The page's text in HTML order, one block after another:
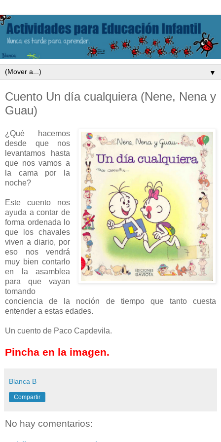
▼
Cuento Un día cualquiera (Nene, Nena y
Guau)
¿Qué hacemos
desde que nos
levantamos hasta
que nos vamos a
la cama por la
noche?
Este cuento nos
ayuda a contar de
forma ordenada lo
que los chavales
viven a diario, por
eso nos vendrá
muy bien contarlo
en la asamblea
para que vayan
tomando
conciencia de la noción de tiempo que tanto cuesta
entender a estas edades.
Un cuento de Paco Capdevila.
Pincha en la imagen.
Blanca B
Compartir
No hay comentarios: